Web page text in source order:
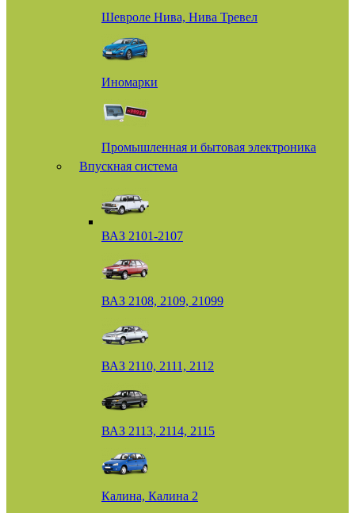
Шевроле Нива, Нива Тревел
Иномарки
Промышленная и бытовая электроника
Впускная система
ВАЗ 2101-2107
ВАЗ 2108, 2109, 21099
ВАЗ 2110, 2111, 2112
ВАЗ 2113, 2114, 2115
Калина, Калина 2